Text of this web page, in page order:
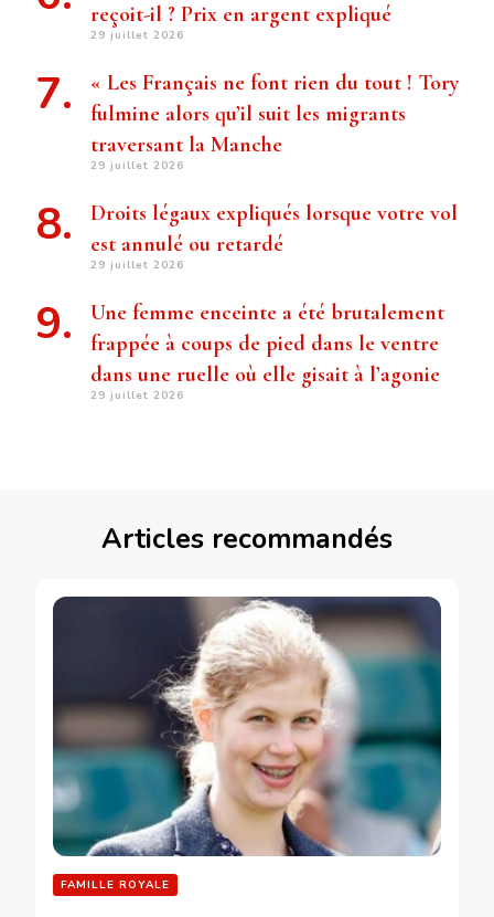
reçoit-il ? Prix ​​en argent expliqué
29 juillet 2026
« Les Français ne font rien du tout ! Tory
fulmine alors qu’il suit les migrants
traversant la Manche
29 juillet 2026
Droits légaux expliqués lorsque votre vol
est annulé ou retardé
29 juillet 2026
Une femme enceinte a été brutalement
frappée à coups de pied dans le ventre
dans une ruelle où elle gisait à l’agonie
29 juillet 2026
Articles recommandés
FAMILLE ROYALE